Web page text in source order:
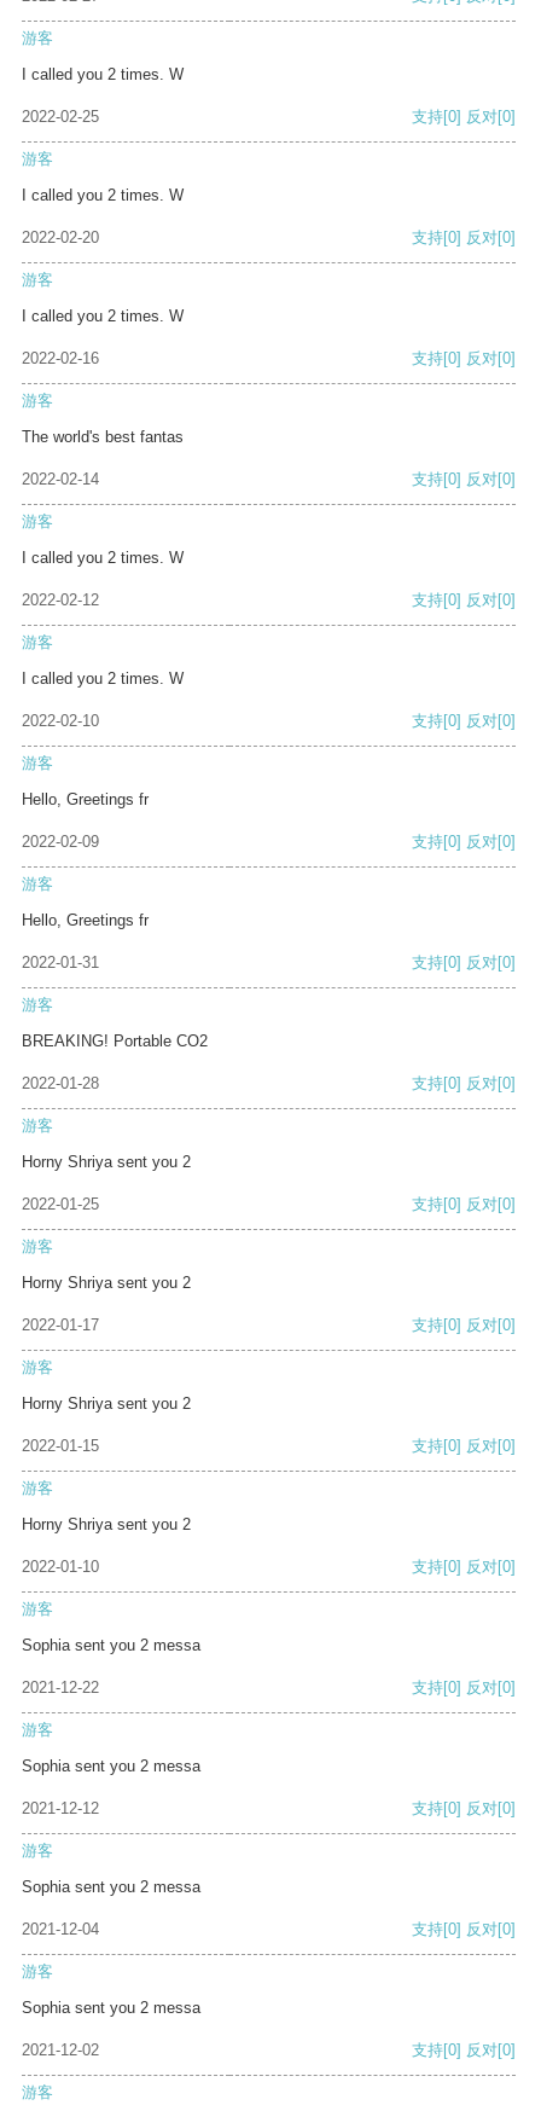
游客
I called you 2 times. W
2022-02-25 支持[0] 反对[0]
游客
I called you 2 times. W
2022-02-20 支持[0] 反对[0]
游客
I called you 2 times. W
2022-02-16 支持[0] 反对[0]
游客
The world's best fantas
2022-02-14 支持[0] 反对[0]
游客
I called you 2 times. W
2022-02-12 支持[0] 反对[0]
游客
I called you 2 times. W
2022-02-10 支持[0] 反对[0]
游客
Hello, Greetings fr
2022-02-09 支持[0] 反对[0]
游客
Hello, Greetings fr
2022-01-31 支持[0] 反对[0]
游客
BREAKING! Portable CO2
2022-01-28 支持[0] 反对[0]
游客
Horny Shriya sent you 2
2022-01-25 支持[0] 反对[0]
游客
Horny Shriya sent you 2
2022-01-17 支持[0] 反对[0]
游客
Horny Shriya sent you 2
2022-01-15 支持[0] 反对[0]
游客
Horny Shriya sent you 2
2022-01-10 支持[0] 反对[0]
游客
Sophia sent you 2 messa
2021-12-22 支持[0] 反对[0]
游客
Sophia sent you 2 messa
2021-12-12 支持[0] 反对[0]
游客
Sophia sent you 2 messa
2021-12-04 支持[0] 反对[0]
游客
Sophia sent you 2 messa
2021-12-02 支持[0] 反对[0]
游客